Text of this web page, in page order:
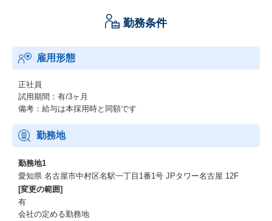
勤務条件
雇用形態
正社員
試用期間：有/3ヶ月
備考：給与は本採用時と同額です
勤務地
勤務地1
愛知県 名古屋市中村区名駅一丁目1番1号 JPタワー名古屋 12F
[変更の範囲]
有
会社の定める勤務地